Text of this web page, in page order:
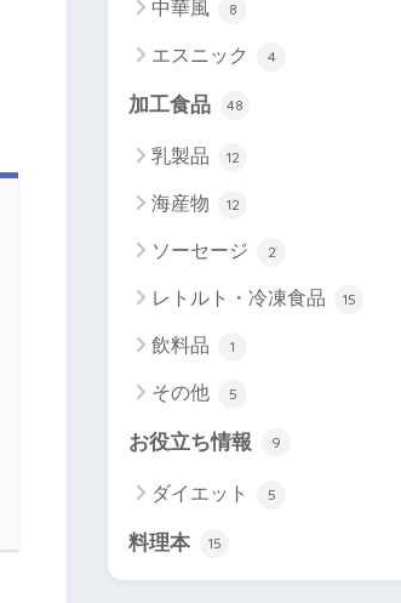
中華風 8
エスニック 4
加工食品 48
乳製品 12
海産物 12
ソーセージ 2
レトルト・冷凍食品 15
飲料品 1
その他 5
お役立ち情報 9
ダイエット 5
料理本 15